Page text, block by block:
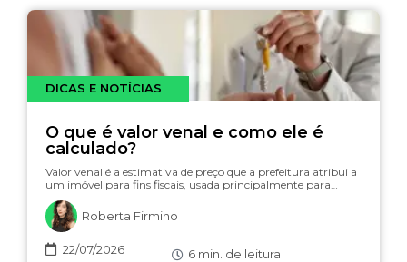
DICAS E NOTÍCIAS
O que é valor venal e como ele é
calculado?
Valor venal é a estimativa de preço que a prefeitura atribui a
um imóvel para fins fiscais, usada principalmente para…
Roberta Firmino
22/07/2026 6 min. de leitura